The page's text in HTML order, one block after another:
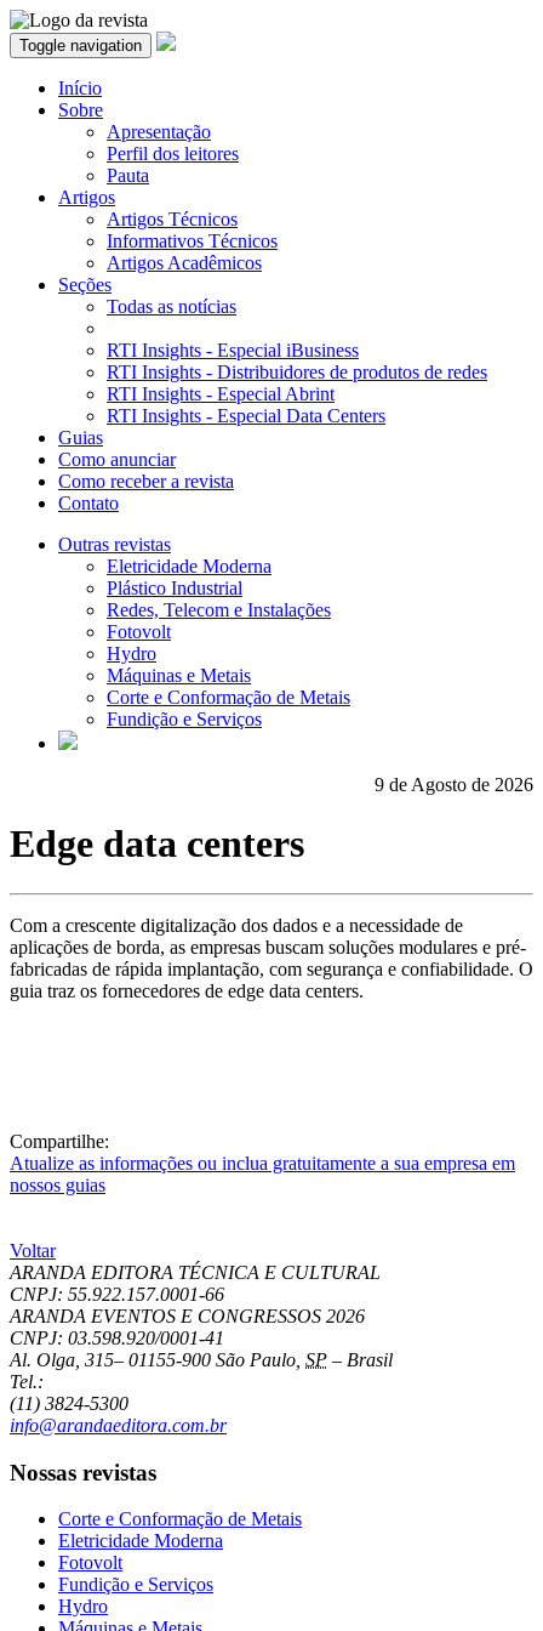
Toggle navigation
Início
Sobre
Apresentação
Perfil dos leitores
Pauta
Artigos
Artigos Técnicos
Informativos Técnicos
Artigos Acadêmicos
Seções
Todas as notícias
RTI Insights - Especial iBusiness
RTI Insights - Distribuidores de produtos de redes
RTI Insights - Especial Abrint
RTI Insights - Especial Data Centers
Guias
Como anunciar
Como receber a revista
Contato
Outras revistas
Eletricidade Moderna
Plástico Industrial
Redes, Telecom e Instalações
Fotovolt
Hydro
Máquinas e Metais
Corte e Conformação de Metais
Fundição e Serviços
9 de Agosto de 2026
Edge data centers
Com a crescente digitalização dos dados e a necessidade de
aplicações de borda, as empresas buscam soluções modulares e pré-
fabricadas de rápida implantação, com segurança e confiabilidade. O
guia traz os fornecedores de edge data centers.
Compartilhe:
Atualize as informações ou inclua gratuitamente a sua empresa em
nossos guias
Voltar
ARANDA EDITORA TÉCNICA E CULTURAL
CNPJ: 55.922.157.0001-66
ARANDA EVENTOS E CONGRESSOS 2026
CNPJ: 03.598.920/0001-41
Al. Olga, 315– 01155-900 São Paulo SP – Brasil
Tel.:
(11) 3824-5300
info@arandaeditora.com.br
Nossas revistas
Corte e Conformação de Metais
Eletricidade Moderna
Fotovolt
Fundição e Serviços
Hydro